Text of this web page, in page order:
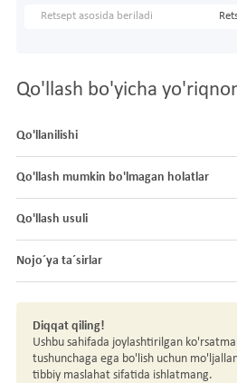
Retsept asosida beriladi
Qo'llash bo'yicha
Qo'llanilishi
Qo'llash mumkin bo'lmagan holatlar
Qo'llash usuli
Nojo´ya ta´sirlar
Diqqat qiling!
Ushbu sahifada joylashtirilgan
tushunchaga ega bo'lish uchun
tibbiy maslahat sifatida ishlatmang.